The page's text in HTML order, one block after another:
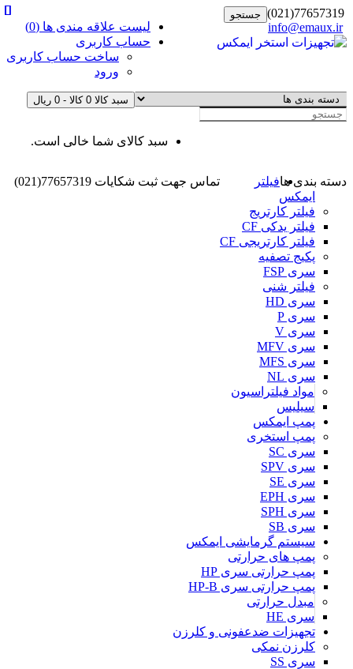
77657319(021)
info@emaux.ir
لیست علاقه مندی ها (0)
حساب کاربری
ساخت حساب کاربری
ورود
جستجو
سبد کالا 0 کالا - 0 ریال
سبد کالای شما خالی است.
تماس جهت ثبت شکایات 77657319(021) دسته بندی هافیلتر
ایمکس
فیلتر کارتریج
فیلتر یدکی CF
فیلتر کارتریجی CF
پکیج تصفیه
سری FSP
فیلتر شنی
سری HD
سری P
سری V
سری MFV
سری MFS
سری NL
مواد فیلتراسیون
سیلیس
پمپ ایمکس
پمپ استخری
سری SC
سری SPV
سری SE
سری EPH
سری SPH
سری SB
سیستم گرمایشی ایمکس
پمپ های حرارتی
پمپ حرارتی سری HP
پمپ حرارتی سری HP-B
مبدل حرارتی
سری HE
تجهیزات ضدعفونی و کلرزن
کلرزن نمکی
سری SS